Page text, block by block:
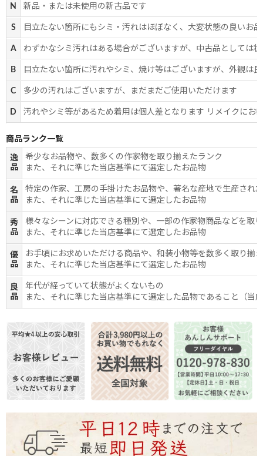
N 新品・または未使用の新古品です
S 目立たない箇所にもシミ・汚れはほぼなく、大変状態の良いお
A わずかなシミ汚れはある場合がございますが、中古品としては
B 目立たない箇所に汚れやシミ、焼け等はございますが、外観は
C 多少の汚れはございますが、まだまだご使用いただけます
D 汚れやシミ等があるため着用は個人差となります リメイクにお
商品ランク一覧
逸
品
希少なお品物や、数多くの作家物を取り揃えたランク
また、それに準じた当店基準にて選定したお品物
名
品
特定の作家、工房の手掛けたお品物や、著名な産地で生産され
また、それに準じた当店基準にて選定したお品物
秀
品
様々なシーンに対応できる種別や、一部の作家物商品などを取
また、それに準じた当店基準にて選定したお品物
優
品
お手頃にお求めいただける商品や、和装小物等を数多く取り揃
また、それに準じた当店基準にて選定したお品物
良
品
年代が経っていて状態がよくないもの
また、それに準じた当店基準にて選定した品物であること（当